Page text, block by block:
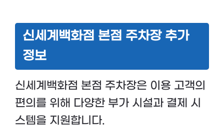
신세계백화점 본점 주차장 추가
정보
신세계백화점 본점 주차장은 이용 고객의
편의를 위해 다양한 부가 시설과 결제 시
스템을 지원합니다.